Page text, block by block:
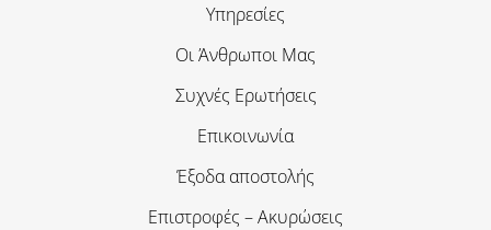
Υπηρεσίες
Οι Άνθρωποι Μας
Συχνές Ερωτήσεις
Επικοινωνία
Έξοδα αποστολής
Επιστροφές – Ακυρώσεις